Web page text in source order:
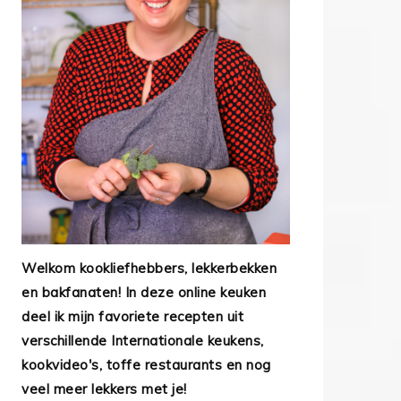
Welkom kookliefhebbers, lekkerbekken
en bakfanaten! In deze online keuken
deel ik mijn favoriete recepten uit
verschillende Internationale keukens,
kookvideo's, toffe restaurants en nog
veel meer lekkers met je!